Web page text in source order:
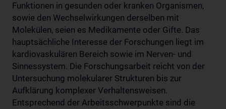
Funktionen in gesunden oder kranken Organismen,
sowie den Wechselwirkungen derselben mit
Molekülen, seien es Medikamente oder Gifte. Das
hauptsächliche Interesse der Forschungen liegt im
kardiovaskulären Bereich sowie im Nerven- und
Sinnessystem. Die Forschungsarbeit reicht von der
Untersuchung molekularer Strukturen bis zur
Aufklärung komplexer Verhaltensweisen.
Entsprechend der Arbeitsschwerpunkte sind die